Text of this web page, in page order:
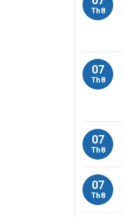
Th8
07
Th8
07
Th8
07
Th8